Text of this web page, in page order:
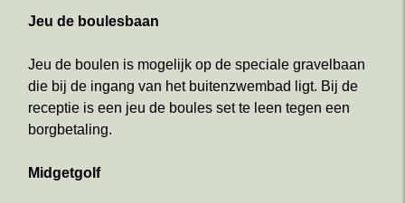
Jeu de boulesbaan
Jeu de boulen is mogelijk op de speciale gravelbaan
die bij de ingang van het buitenzwembad ligt. Bij de
receptie is een jeu de boules set te leen tegen een
borgbetaling.
Midgetgolf